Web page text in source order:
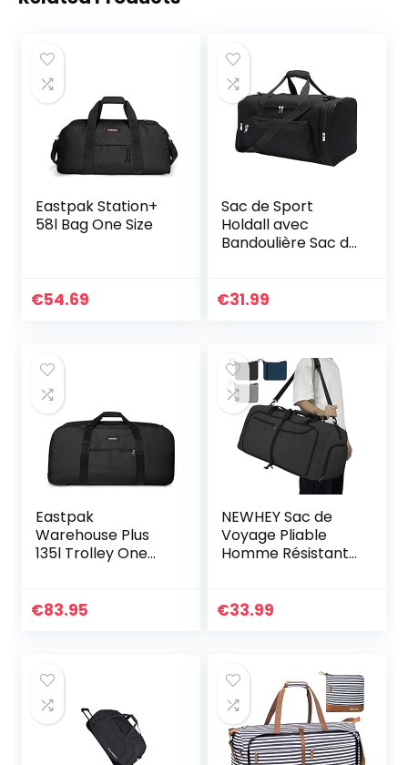
Eastpak Station+
58l Bag One Size
€54.69
Sac de Sport
Holdall avec
Bandoulière Sac de
pour Hommes et
€31.99
Eastpak
Warehouse Plus
135l Trolley One
€83.95
NEWHEY Sac de
Voyage Pliable
Homme Résistant
Camping
€33.99